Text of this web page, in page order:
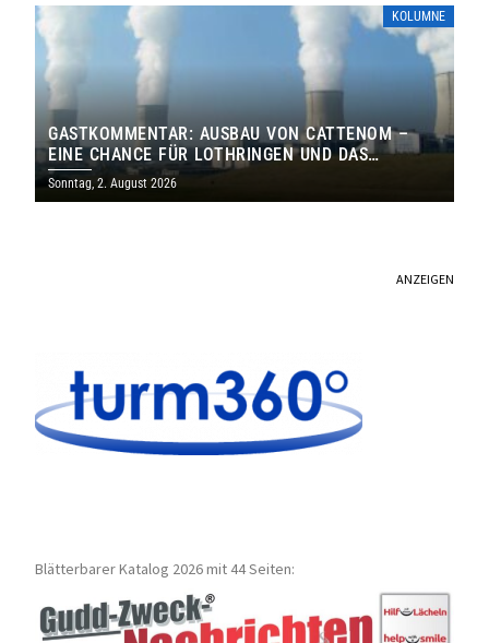
KOLUMNE
GASTKOMMENTAR: AUSBAU VON CATTENOM –
EINE CHANCE FÜR LOTHRINGEN UND DAS
SAARLAND
Sonntag, 2. August 2026
ANZEIGEN
Blätterbarer Katalog 2026 mit 44 Seiten: